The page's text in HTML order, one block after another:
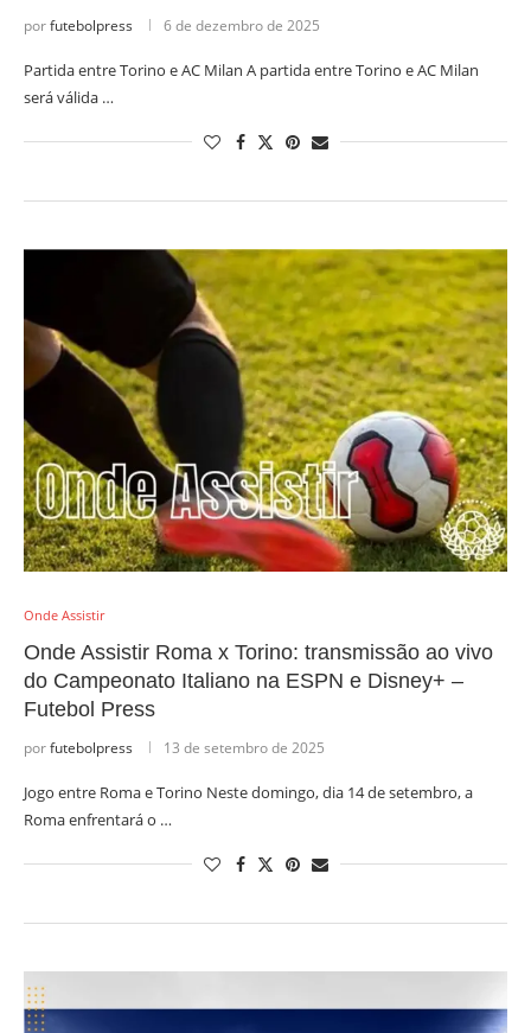
porfutebolpress 6 de dezembro de 2025
Partida entre Torino e AC Milan A partida entre Torino e AC Milan
será válida …
Onde Assistir
Onde Assistir Roma x Torino: transmissão ao vivo
do Campeonato Italiano na ESPN e Disney+ –
Futebol Press
porfutebolpress 13 de setembro de 2025
Jogo entre Roma e Torino Neste domingo, dia 14 de setembro, a
Roma enfrentará o …